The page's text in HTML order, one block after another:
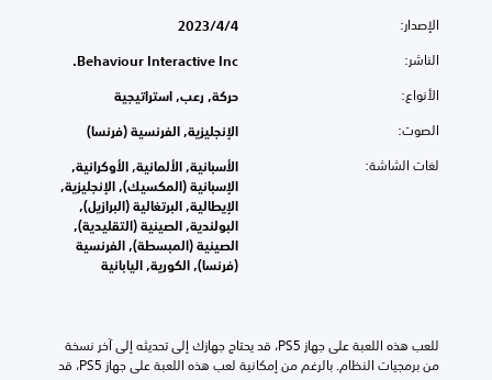
الإصدار: 4‏/4‏/2023
الناشر: Behaviour Interactive Inc.
الأنواع: حركة, رعب, استراتيجية
الصوت: الإنجليزية, الفرنسية (فرنسا)
لغات الشاشة:
الأسبانية, الألمانية, الأوكرانية,
الإسبانية (المكسيك), الإنجليزية,
الإيطالية, البرتغالية (البرازيل),
البولندية, الصينية (التقليدية),
الصينية (المبسطة), الفرنسية
(فرنسا), الكورية, اليابانية